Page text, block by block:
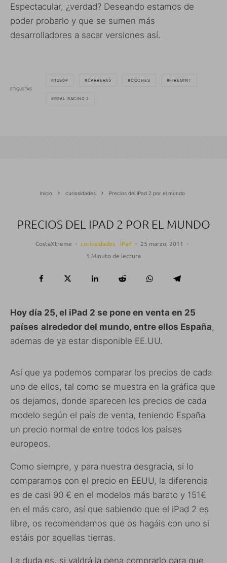
Espectacular, ¿verdad? Deseando estamos de
poder probarlo y que se sumen más
desarrolladores a sacar versiones así.
ETIQUETAS
1080P CARRERAS COCHES FIREMINT
REAL RACING 2
Inicio curiosidades Precios del iPad 2 por el mundo
PRECIOS DEL IPAD 2 POR EL MUNDO
CostaXtreme · curiosidades iPad · 25 marzo, 2011
·
1 Minuto de lectura
Hoy día 25, el iPad 2 se pone en venta en 25
países alrededor del mundo, entre ellos España,
ademas de ya estar disponible EE.UU.
Así que ya podemos comparar los precios de cada
uno de ellos, tal como se muestra en la gráfica que
os dejamos, donde aparecen los precios de cada
modelo según el país de venta, teniendo España
un precio normal de entre todos los paises
europeos.
Como siempre, y para nuestra desgracia, si lo
comparamos con el precio en EEUU, la diferencia
es de casi 90 € en el modelos más barato y 151€
en el más caro, así que sabiendo que el iPad 2 es
libre, os recomendamos que os hagáis con uno si
estáis por aquellas tierras.
La duda es, si valdrá la pena comprarlo para que